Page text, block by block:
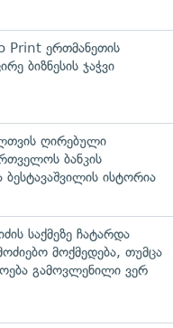
Print ერთმანეთის
ბიზნესის ჯაჭვი
ღირებული
ბანკის
ბესტავაშვილის ისტორია
საქმეზე ჩატარდა
მოქმედება, თუმცა
გამოვლენილი ვერ